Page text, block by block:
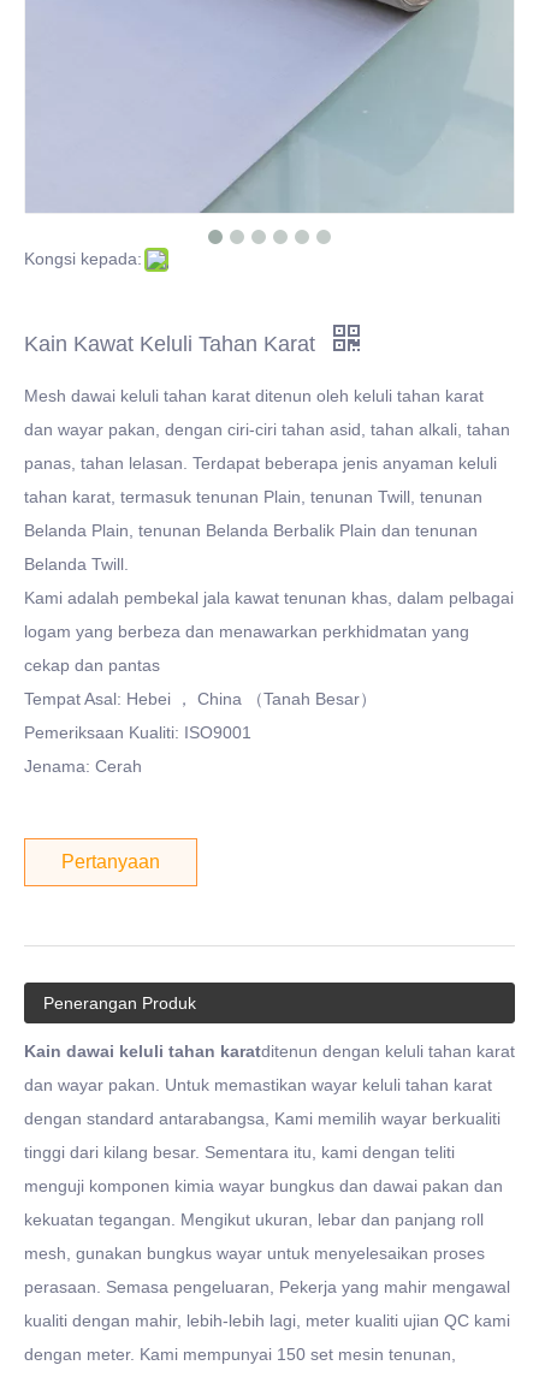
Klik untuk lebih lanjut mengenai Kain Kawat Keluli Tahan Karat
Kongsi kepada:
Kain Kawat Keluli Tahan Karat
Mesh dawai keluli tahan karat ditenun oleh keluli tahan karat
dan wayar pakan, dengan ciri-ciri tahan asid, tahan alkali, tahan
panas, tahan lelasan. Terdapat beberapa jenis anyaman keluli
tahan karat, termasuk tenunan Plain, tenunan Twill, tenunan
Belanda Plain, tenunan Belanda Berbalik Plain dan tenunan
Belanda Twill.
Kami adalah pembekal jala kawat tenunan khas, dalam pelbagai
logam yang berbeza dan menawarkan perkhidmatan yang
cekap dan pantas
Tempat Asal: Hebei ， China （Tanah Besar）
Pemeriksaan Kualiti: ISO9001
Jenama: Cerah
Pertanyaan
Penerangan Produk
Kain dawai keluli tahan karatditenun dengan keluli tahan karat
dan wayar pakan. Untuk memastikan wayar keluli tahan karat
dengan standard antarabangsa, Kami memilih wayar berkualiti
tinggi dari kilang besar. Sementara itu, kami dengan teliti
menguji komponen kimia wayar bungkus dan dawai pakan dan
kekuatan tegangan. Mengikut ukuran, lebar dan panjang roll
mesh, gunakan bungkus wayar untuk menyelesaikan proses
perasaan. Semasa pengeluaran, Pekerja yang mahir mengawal
kualiti dengan mahir, lebih-lebih lagi, meter kualiti ujian QC kami
dengan meter. Kami mempunyai 150 set mesin tenunan,